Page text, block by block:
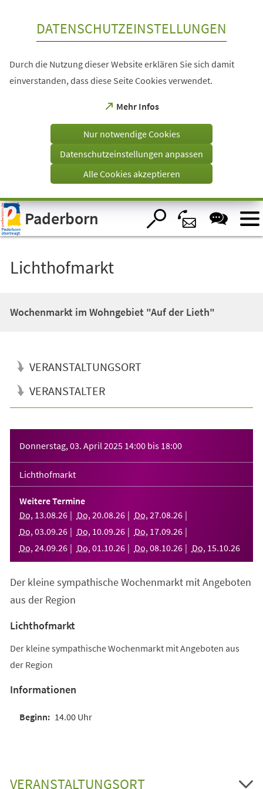
Visuelle
Assistenzsoftware
öffnen.
DATENSCHUTZEINSTELLUNGEN
Durch die Nutzung dieser Website erklären Sie sich damit
einverstanden, dass diese Seite Cookies verwendet.
Mehr Infos
(Öffnet
einem
Tab)
Nur notwendige Cookies
Datenschutzeinstellungen anpassen
Alle Cookies akzeptieren
Paderborn
Lichthofmarkt
Wochenmarkt im Wohngebiet "Auf der Lieth"
VERANSTALTUNGSORT
VERANSTALTER
Donnerstag, 03. April 2025 14:00 bis 18:00
Lichthofmarkt
Weitere Termine
Do, 13.08.26 Do, 20.08.26 Do, 27.08.26
Do, 03.09.26 Do, 10.09.26 Do, 17.09.26
Do, 24.09.26 Do, 01 .10.26 Do, 08.10.26 Do, 15.10.26
Der kleine sympathische Wochenmarkt mit Angeboten
aus der Region
Lichthofmarkt
Der kleine sympathische Wochenmarkt mit Angeboten aus
der Region
Informationen
14.00 Uhr
VERANSTALTUNGSORT